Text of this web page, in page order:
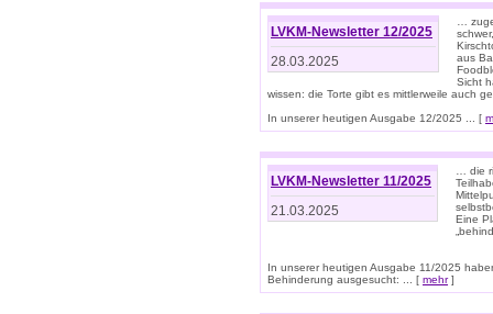
LVKM-Newsletter 12/2025
28.03.2025
…
aus
Sicht
wissen: die Torte gibt es mittlerweile auch
In unserer heutigen Ausgabe 12/2025 ... [
LVKM-Newsletter 11/2025
21.03.2025
… die
Eine
In unserer heutigen Ausgabe 11/2025
Behinderung ausgesucht: ... [ mehr]